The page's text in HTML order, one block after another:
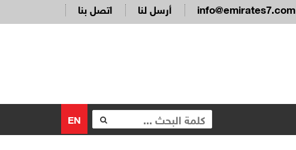
اتصل بنا أرسل لنا info@emirates7.com
EN